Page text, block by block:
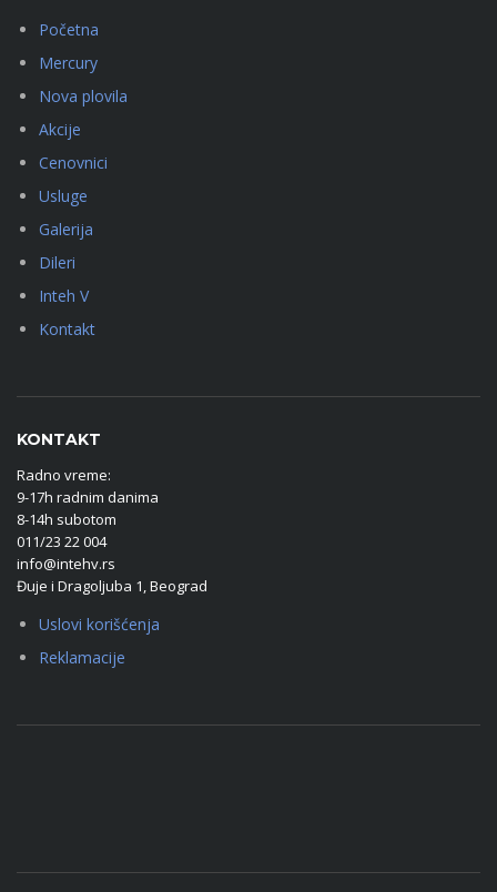
Početna
Mercury
Nova plovila
Akcije
Cenovnici
Usluge
Galerija
Dileri
Inteh V
Kontakt
KONTAKT
Radno vreme:
9-17h radnim danima
8-14h subotom
011/23 22 004
info@intehv.rs
Đuje i Dragoljuba 1, Beograd
Uslovi korišćenja
Reklamacije